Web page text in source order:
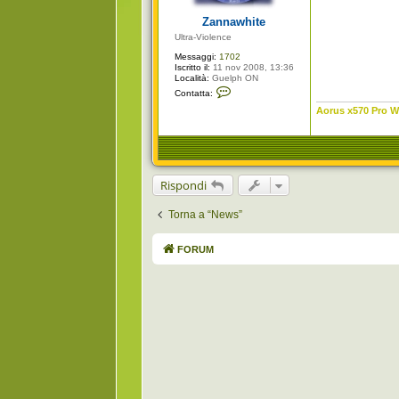
Zannawhite
Ultra-Violence
Messaggi: 1702
Iscritto il: 11 nov 2008, 13:36
Località: Guelph ON
Contatta:
t
t
a
n
a
Aorus x570 Pro
Rispondi
Torna a “News”
FORUM